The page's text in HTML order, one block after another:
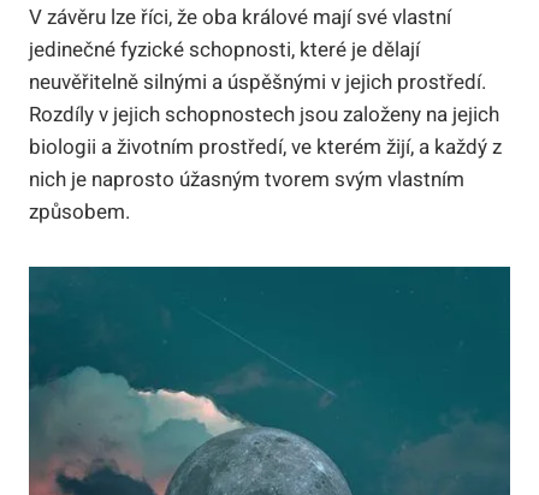
V závěru lze říci, že oba králové mají své vlastní
jedinečné fyzické schopnosti, které je dělají
neuvěřitelně silnými a úspěšnými v jejich prostředí.
Rozdíly v jejich schopnostech jsou založeny na jejich
biologii a životním prostředí, ve kterém žijí, a každý z
nich je naprosto úžasným tvorem svým vlastním
způsobem.